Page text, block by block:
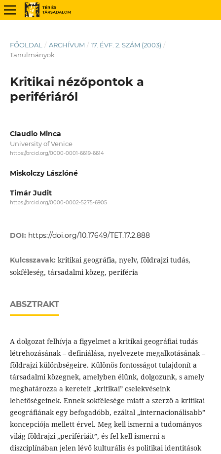
FŐOLDAL / ARCHÍVUM / 17. ÉVF. 2. SZÁM (2003) /
Tanulmányok
Kritikai nézőpontok a
perifériáról
Claudio Minca
University of Venice
https://orcid.org/0000-0001-6619-6614
Miskolczy Lászlóné
Timár Judit
https://orcid.org/0000-0002-5275-6905
DOI: https://doi.org/10.17649/TET.17.2.888
Kulcsszavak: kritikai geográfia, nyelv, földrajzi tudás,
sokféleség, társadalmi közeg, periféria
ABSZTRAKT
A dolgozat felhívja a figyelmet a kritikai geográfiai tudás
létrehozásának – definiálása, nyelvezete megalkotásának –
földrajzi különbségeire. Különös fontosságot tulajdonít a
társadalmi közegnek, amelyben élünk, dolgozunk, s amely
meghatározza a kereteit „kritikai” cselekvéseink
lehetőségeinek. Ennek sokfélesége miatt a szerző a kritikai
geográfiának egy befogadóbb, ezáltal „internacionálisabb”
koncepciója mellett érvel. Meg kell ismerni a tudományos
világ földrajzi „perifériáit”, és fel kell ismerni a
diszciplínában jelen lévő kulturális és politikai identitások